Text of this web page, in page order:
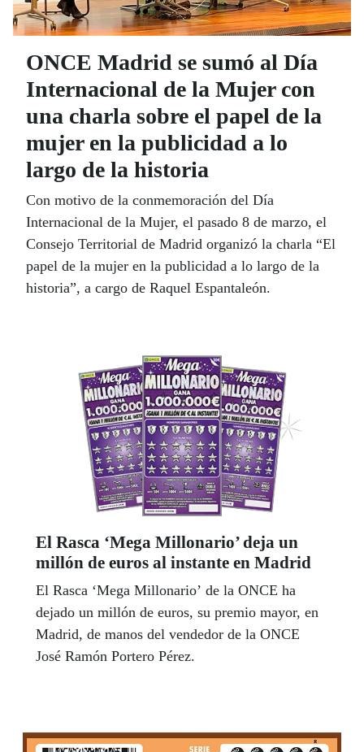
ONCE Madrid se sumó al Día
Internacional de la Mujer con
una charla sobre el papel de la
mujer en la publicidad a lo
largo de la historia
Con motivo de la conmemoración del Día
Internacional de la Mujer, el pasado 8 de marzo, el
Consejo Territorial de Madrid organizó la charla “El
papel de la mujer en la publicidad a lo largo de la
historia”, a cargo de Raquel Espantaleón.
El Rasca ‘Mega Millonario’ deja un
millón de euros al instante en Madrid
El Rasca ‘Mega Millonario’ de la ONCE ha
dejado un millón de euros, su premio mayor, en
Madrid, de manos del vendedor de la ONCE
José Ramón Portero Pérez.